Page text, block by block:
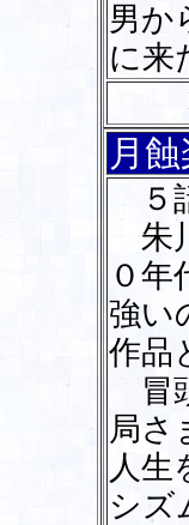
男か
に来
月
５
朱
０
強い
作品
冒
局さ
人生
シズ